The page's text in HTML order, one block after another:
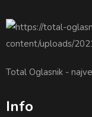
Total Oglasnik -
Info